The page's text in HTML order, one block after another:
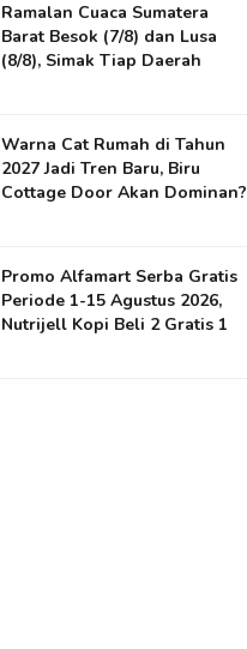
Ramalan Cuaca Sumatera
Barat Besok (7/8) dan Lusa
(8/8), Simak Tiap Daerah
Warna Cat Rumah di Tahun
2027 Jadi Tren Baru, Biru
Cottage Door Akan Dominan?
Promo Alfamart Serba Gratis
Periode 1-15 Agustus 2026,
Nutrijell Kopi Beli 2 Gratis 1